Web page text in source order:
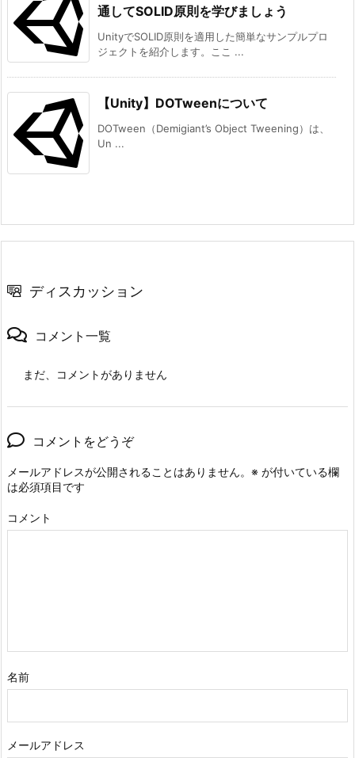
通してSOLID原則を学びましょう
UnityでSOLID原則を適用した簡単なサンプルプロ
ジェクトを紹介します。ここ ...
【Unity】DOTweenについて
DOTween（Demigiant’s Object Tweening）は、
Un ...
ディスカッション
コメント一覧
まだ、コメントがありません
コメントをどうぞ
メールアドレスが公開されることはありません。 ※ が付いている欄
は必須項目です
コメント
名前
メールアドレス